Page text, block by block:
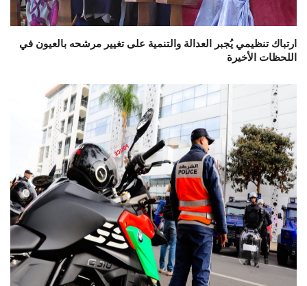
ارتباك تنظيمي يُجبر العدالة والتنمية على تغيير مرشحه بالعيون في
اللحظات الأخيرة